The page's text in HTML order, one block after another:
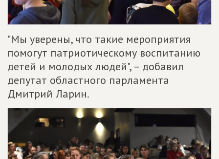
"Мы уверены, что такие мероприятия
помогут патриотическому воспитанию
детей и молодых людей", – добавил
депутат областного парламента
Дмитрий Ларин.